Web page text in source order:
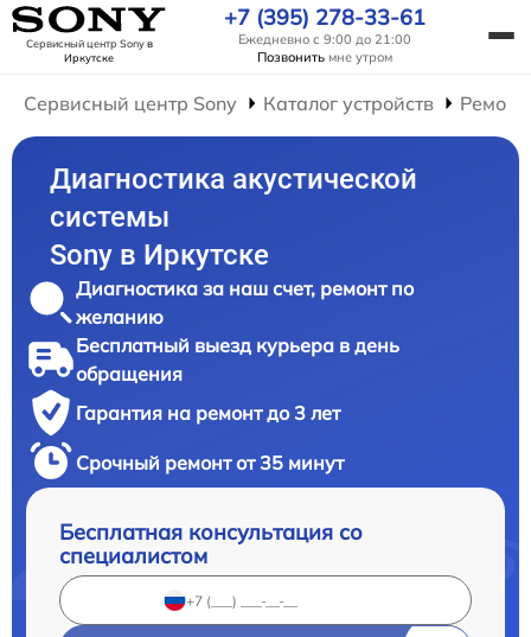
Сервисный центр Sonyв
Иркутске
+7 (395) 278-33-61
Ежедневно с 9:00 до 21:00
Позвонить мне утром
Сервисный центр Sony Каталог устройств Ремонт
Диагностика акустической
системы
Sony в Иркутске
Диагностика за наш счет, ремонт по
желанию
Бесплатный выезд курьера в день
обращения
Гарантия на ремонт до 3 лет
Срочный ремонт от 35 минут
Бесплатная консультация со
специалистом